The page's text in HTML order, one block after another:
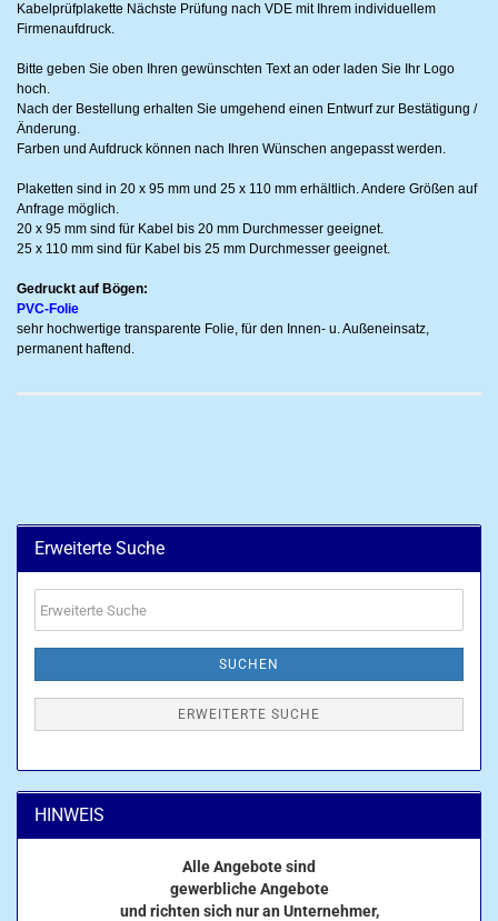
Kabelprüfplakette Nächste Prüfung nach VDE mit Ihrem individuellem
Firmenaufdruck.
Bitte geben Sie oben Ihren gewünschten Text an oder laden Sie Ihr Logo
hoch.
Nach der Bestellung erhalten Sie umgehend einen Entwurf zur Bestätigung /
Änderung.
Farben und Aufdruck können nach Ihren Wünschen angepasst werden.
Plaketten sind in 20 x 95 mm und 25 x 110 mm erhältlich. Andere Größen auf
Anfrage möglich.
20 x 95 mm sind für Kabel bis 20 mm Durchmesser geeignet.
25 x 110 mm sind für Kabel bis 25 mm Durchmesser geeignet.
Gedruckt auf Bögen:
PVC-Folie
sehr hochwertige transparente Folie, für den Innen- u. Außeneinsatz,
permanent haftend.
Erweiterte Suche
Suche
SUCHEN
ERWEITERTE SUCHE
HINWEIS
Alle Angebote sind
gewerbliche Angebote
und richten sich nur an Unternehmer,